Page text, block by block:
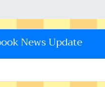
News Update